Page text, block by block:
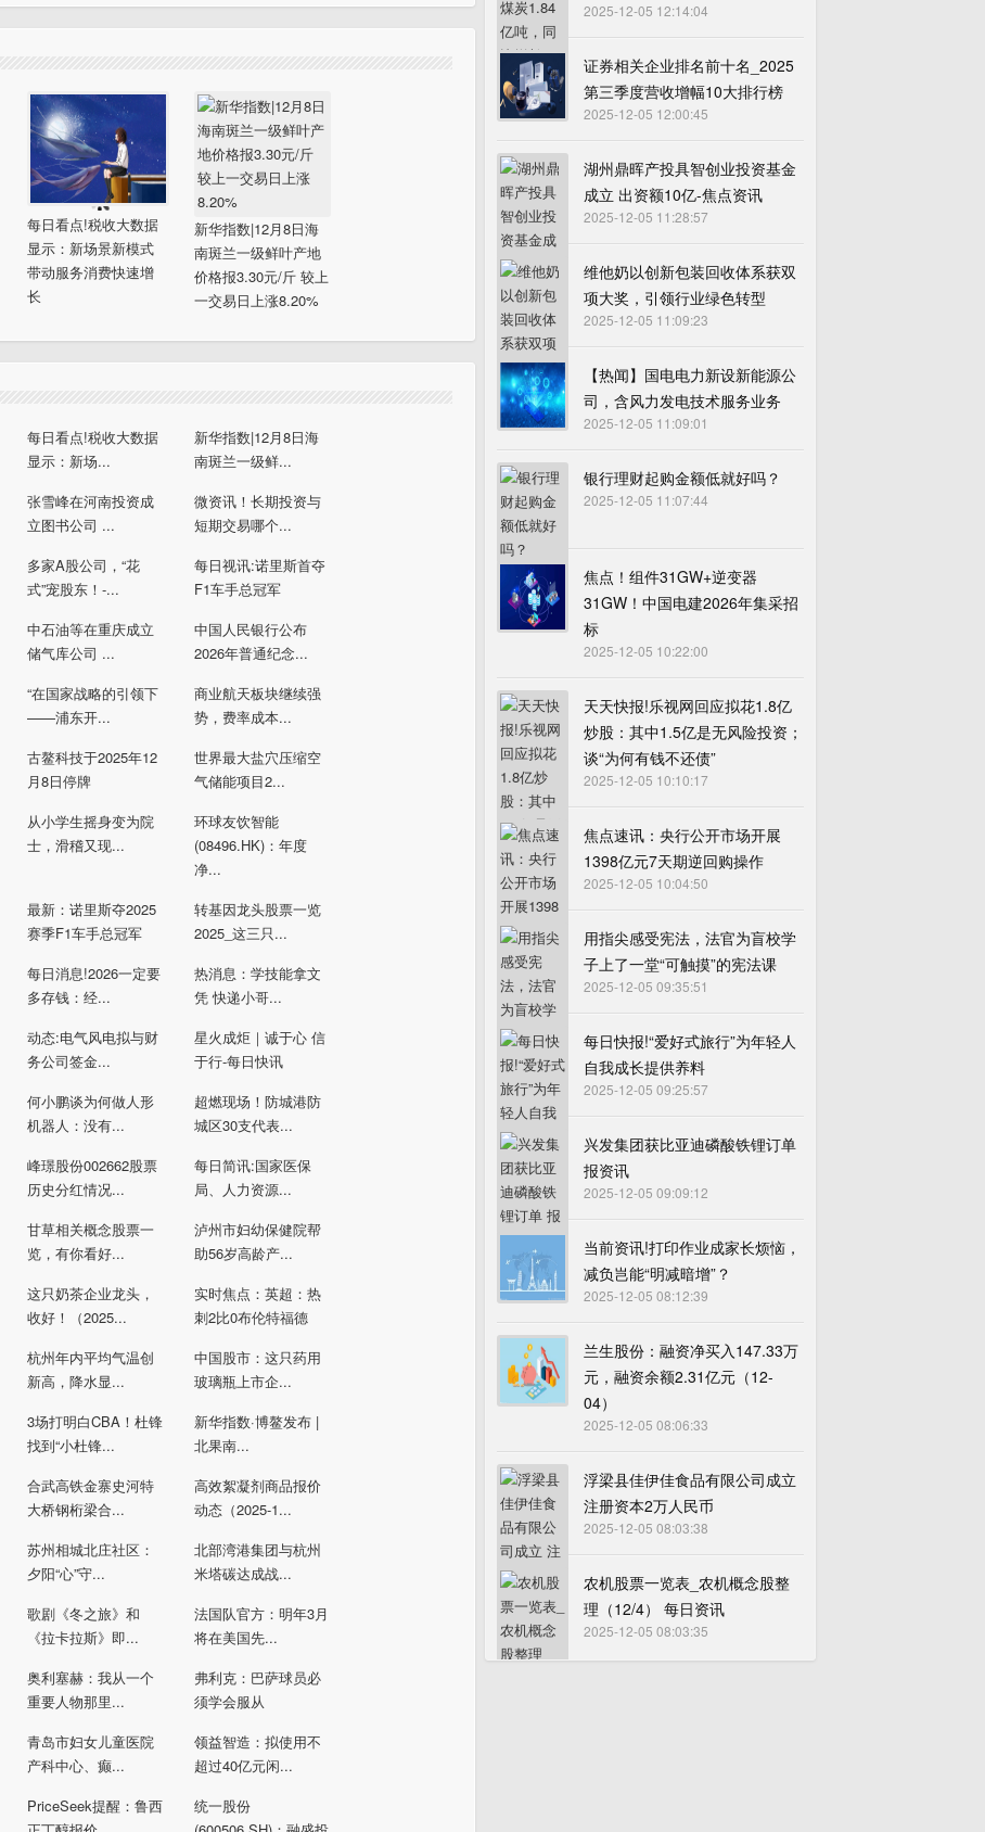
每日看点!税收大数据
显示：新场景新模式
带动服务消费快速增
长
新华指数|12月8日海
南斑兰一级鲜叶产地
价格报3.30元/斤 较上
一交易日上涨8.20%
每日看点!税收大数据
显示：新场...
新华指数|12月8日海
南斑兰一级鲜...
张雪峰在河南投资成
立图书公司 ...
微资讯！长期投资与
短期交易哪个...
多家A股公司，“花
式”宠股东！-...
每日视讯:诺里斯首夺
F1车手总冠军
中石油等在重庆成立
储气库公司 ...
中国人民银行公布
2026年普通纪念...
“在国家战略的引领下
——浦东开...
商业航天板块继续强
势，费率成本...
古鳌科技于2025年12
月8日停牌
世界最大盐穴压缩空
气储能项目2...
从小学生摇身变为院
士，滑稽又现...
环球友饮智能
(08496.HK)：年度
净...
最新：诺里斯夺2025
赛季F1车手总冠军
转基因龙头股票一览
2025_这三只...
每日消息!2026一定要
多存钱：经...
热消息：学技能拿文
凭 快递小哥...
动态:电气风电拟与财
务公司签金...
星火成炬｜诚于心 信
于行-每日快讯
何小鹏谈为何做人形
机器人：没有...
超燃现场！防城港防
城区30支代表...
峰璟股份002662股票
历史分红情况...
每日简讯:国家医保
局、人力资源...
甘草相关概念股票一
览，有你看好...
泸州市妇幼保健院帮
助56岁高龄产...
这只奶茶企业龙头，
收好！（2025...
实时焦点：英超：热
刺2比0布伦特福德
杭州年内平均气温创
新高，降水显...
中国股市：这只药用
玻璃瓶上市企...
3场打明白CBA！杜锋
找到“小杜锋...
新华指数·博鳌发布 |
北果南...
合武高铁金寨史河特
大桥钢桁梁合...
高效絮凝剂商品报价
动态（2025-1...
苏州相城北庄社区：
夕阳“心”守...
北部湾港集团与杭州
米塔碳达成战...
歌剧《冬之旅》和
《拉卡拉斯》即...
法国队官方：明年3月
将在美国先...
奥利塞赫：我从一个
重要人物那里...
弗利克：巴萨球员必
须学会服从
青岛市妇女儿童医院
产科中心、癫...
领益智造：拟使用不
超过40亿元闲...
PriceSeek提醒：鲁西
统一股份
2025-12-05 12:14:04
证券相关企业排名前十名_2025
第三季度营收增幅10大排行榜
2025-12-05 12:00:45
湖州鼎晖产投具智创业投资基金
成立 出资额10亿-焦点资讯
2025-12-05 11:28:57
维他奶以创新包装回收体系获双
项大奖，引领行业绿色转型
2025-12-05 11:09:23
【热闻】国电电力新设新能源公
司，含风力发电技术服务业务
2025-12-05 11:09:01
银行理财起购金额低就好吗？
2025-12-05 11:07:44
焦点！组件31GW+逆变器
31GW！中国电建2026年集采招
标
2025-12-05 10:22:00
天天快报!乐视网回应拟花1.8亿
炒股：其中1.5亿是无风险投资；
谈“为何有钱不还债”
2025-12-05 10:10:17
焦点速讯：央行公开市场开展
1398亿元7天期逆回购操作
2025-12-05 10:04:50
用指尖感受宪法，法官为盲校学
子上了一堂“可触摸”的宪法课
2025-12-05 09:35:51
每日快报!“爱好式旅行”为年轻人
自我成长提供养料
2025-12-05 09:25:57
兴发集团获比亚迪磷酸铁锂订单
报资讯
2025-12-05 09:09:12
当前资讯!打印作业成家长烦恼，
减负岂能“明减暗增”？
2025-12-05 08:12:39
兰生股份：融资净买入147.33万
元，融资余额2.31亿元（12-
04）
2025-12-05 08:06:33
浮梁县佳伊佳食品有限公司成立
注册资本2万人民币
2025-12-05 08:03:38
农机股票一览表_农机概念股整
理（12/4） 每日资讯
2025-12-05 08:03:35